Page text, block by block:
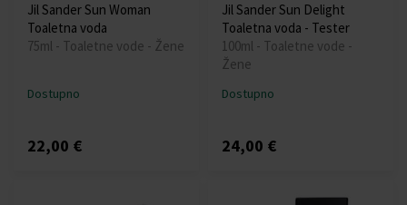
Jil Sander Sun Woman
Toaletna voda
75ml - Toaletne vode - Žene
Dostupno
22,00 €
Jil Sander Sun Delight
Toaletna voda - Tester
100ml - Toaletne vode -
Žene
Dostupno
24,00 €